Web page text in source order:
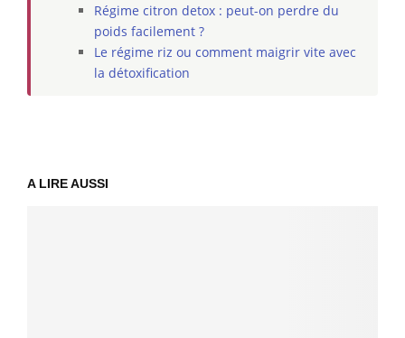
Régime citron detox : peut-on perdre du
poids facilement ?
Le régime riz ou comment maigrir vite avec
la détoxification
A LIRE AUSSI